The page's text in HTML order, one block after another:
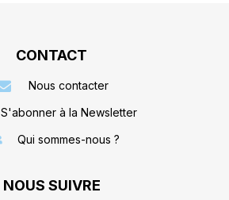
CONTACT
Nous contacter
S'abonner à la Newsletter
Qui sommes-nous ?
NOUS SUIVRE